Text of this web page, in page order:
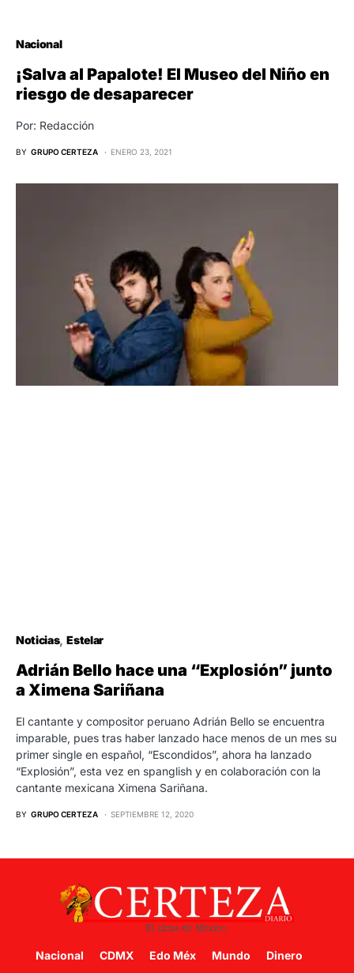
Nacional
¡Salva al Papalote! El Museo del Niño en
riesgo de desaparecer
Por: Redacción
BY GRUPO CERTEZA ENERO 23, 2021
Noticias Estelar
Adrián Bello hace una “Explosión” junto
a Ximena Sariñana
El cantante y compositor peruano Adrián Bello se encuentra
imparable, pues tras haber lanzado hace menos de un mes su
primer single en español, “Escondidos”, ahora ha lanzado
“Explosión”, esta vez en spanglish y en colaboración con la
cantante mexicana Ximena Sariñana.
BY GRUPO CERTEZA SEPTIEMBRE 12, 2020
Nacional CDMX Edo Méx Mundo
Dinero